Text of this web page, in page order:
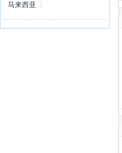
马来西亚